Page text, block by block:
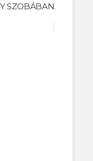
SZOBÁBAN.